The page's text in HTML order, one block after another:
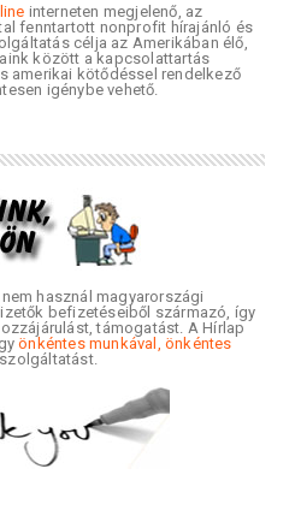
interneten megjelenő, az
fenntartott nonprofit hírajánló és
célja az Amerikában élő,
között a kapcsolattartás
amerikai kötődéssel rendelkező
igénybe vehető.
használ magyarországi
befizetéseiből származó, így
támogatást. A Hírlap
önkéntes munkával, önkéntes